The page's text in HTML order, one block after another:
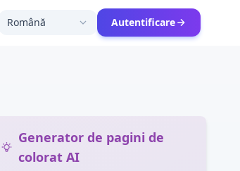
Română Autentificare
Generator de pagini de
colorat AI